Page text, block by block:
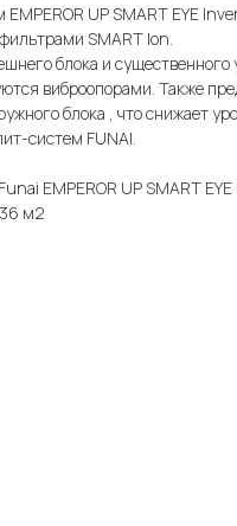
UP SMART EYE
SMART Ion.
блока и
виброопорами. Также
блока , что снижает
систем FUNAI.
EMPEROR UP SMART
м2